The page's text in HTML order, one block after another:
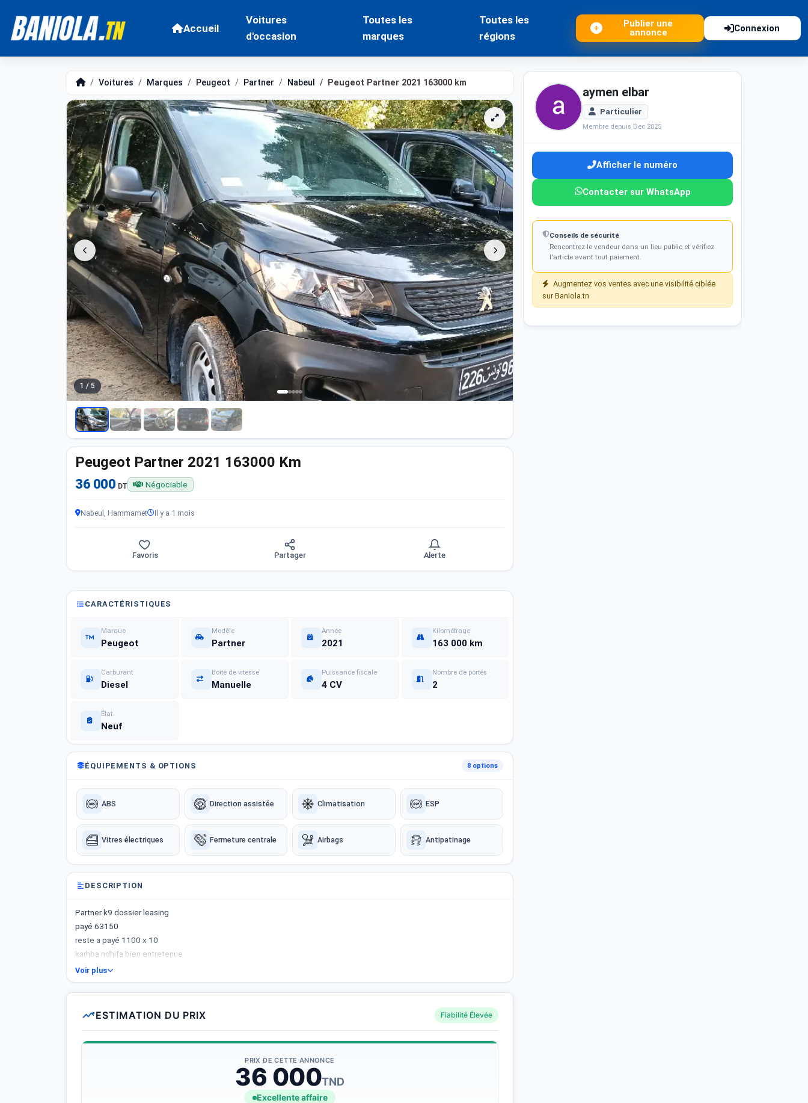
Accueil
Voitures
d'occasion
Toutes les
marques
Toutes les
régions
Publier une
annonce
Connexion
Voitures Marques Peugeot Partner Nabeul Peugeot Partner 2021 163000 km
1 / 5
Peugeot Partner 2021 163000 Km
36 000 DT Négociable
Nabeul, Hammamet Il y a 1 mois
Favoris Partager Alerte
CARACTÉRISTIQUES
Marque
Peugeot
Modèle
Partner
Année
2021
Kilométrage
163 000 km
Carburant
Diesel
Boîte de vitesse
Manuelle
Puissance fiscale
4 CV
Nombre de portes
2
État
Neuf
ÉQUIPEMENTS & OPTIONS 8 options
ABS Direction assistée Climatisation ESP
Vitres électriques Fermeture centrale Airbags Antipatinage
DESCRIPTION
Partner k9 dossier leasing
payé 63150
reste a payé 1100 x 10
karhba ndhifa bien entretenue
mechya 160000
charge utile 1000 kg
contact 29355381
Voir plus
ESTIMATION DU PRIX Fiabilité Élevée
PRIX DE CETTE ANNONCE
36 000TND
Excellente affaire
aymen elbar
Particulier
Membre depuis Dec 2025
Afficher le numéro
Contacter sur WhatsApp
Conseils de sécurité
Rencontrez le vendeur dans un lieu public et vérifiez
l'article avant tout paiement.
Augmentez vos ventes avec une visibilité ciblée
sur Baniola.tn